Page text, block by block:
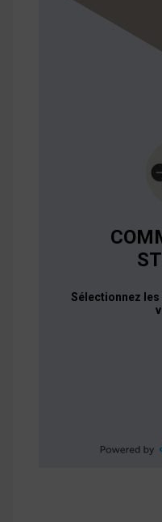
Sélectionnez